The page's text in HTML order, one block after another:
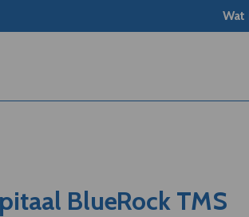
Wat
BlueRock TMS